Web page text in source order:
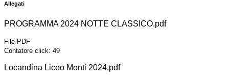
Allegati
PROGRAMMA 2024 NOTTE CLASSICO.pdf
File PDF
Contatore click: 49
Locandina Liceo Monti 2024.pdf